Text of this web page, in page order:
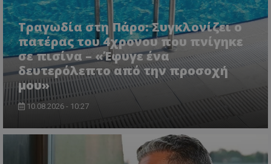
Τραγωδία στη Πάρο: Συγκλονίζει ο
πατέρας του 4χρονου που πνίγηκε
σε πισίνα – «Έφυγε ένα
δευτερόλεπτο από την προσοχή
μου»
10.08.2026 - 10:27